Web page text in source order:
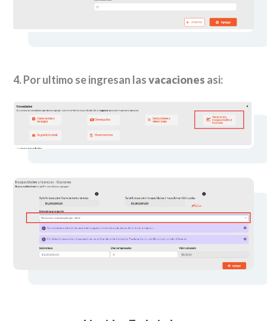
4. Por ultimo se ingresan lasvacaciones asi: